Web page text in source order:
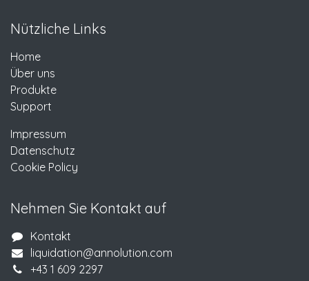
Nützliche Links
Home
Über uns
Produkte
Support
Impressum
Datenschutz
Cookie Policy
Nehmen Sie Kontakt auf
Kontakt
liquidation@annolution.com
+43 1 609 2297